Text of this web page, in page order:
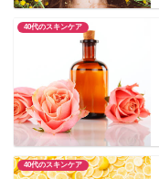
40代のスキンケア
40代のスキンケア